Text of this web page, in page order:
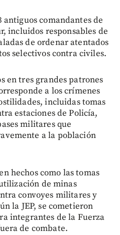
antiguos comandantes de
incluidos responsables de
de ordenar atentados
selectivos contra civiles.
en tres grandes patrones
a los crímenes
incluidas tomas
estaciones de Policía,
militares que
a la población
hechos como las tomas
de minas
convoyes militares y
la JEP, se cometieron
integrantes de la Fuerza
de combate.